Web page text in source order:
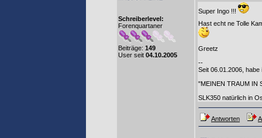
Schreiberlevel:
Forenquartaner
Beiträge: 149
User seit 04.10.2005
Super Ingo !!!
Hast echt ne Tolle
Greetz
--
Seit 06.01.2006, habe
"MEINEN TRAUM IN
SLK350 natürlich in
Antworten